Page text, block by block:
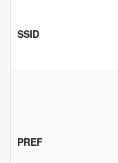
SSID
PREF